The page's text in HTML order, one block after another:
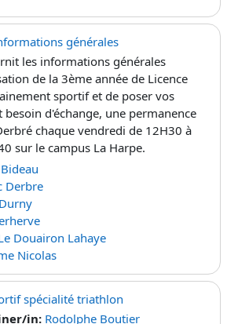
générales
les informations générales
de la 3ème année de Licence
sportif et de poser vos
d'échange, une permanence
chaque vendredi de 12H30 à
sur le campus La Harpe.
Derbre
Douairon Lahaye
Nicolas
spécialité triathlon
in: Rodolphe Boutier